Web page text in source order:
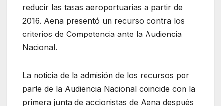
reducir las tasas aeroportuarias a partir de
2016. Aena presentó un recurso contra los
criterios de Competencia ante la Audiencia
Nacional.
La noticia de la admisión de los recursos por
parte de la Audiencia Nacional coincide con la
primera junta de accionistas de Aena después